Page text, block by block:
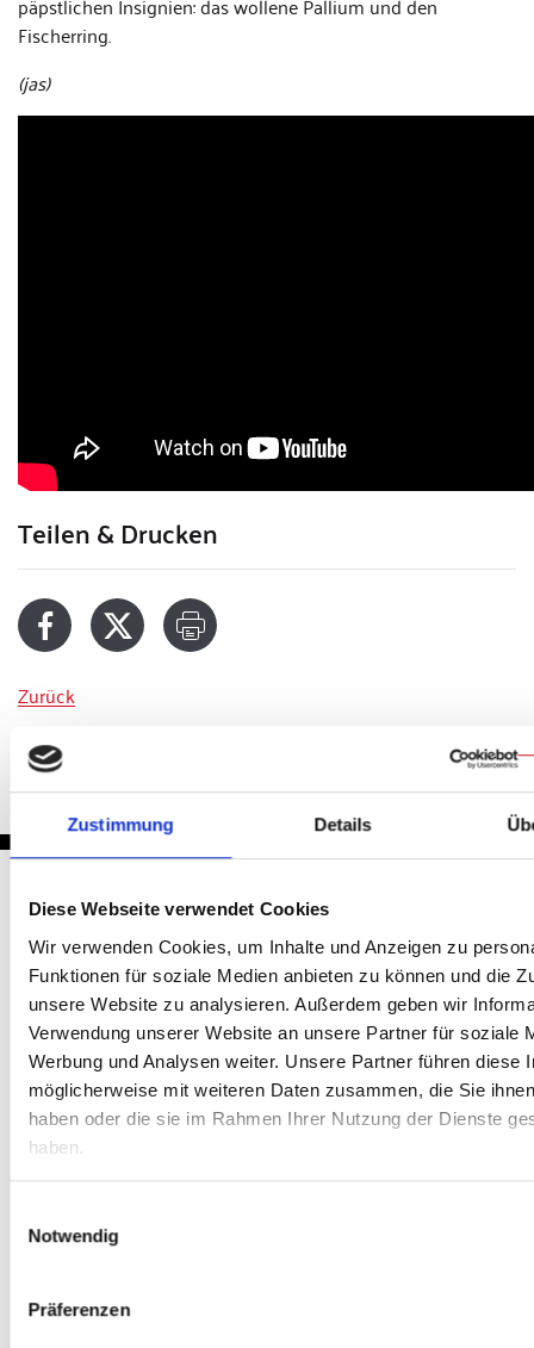
Zustimmung Details
Diese Webseite verwendet Cookies
Wir verwenden Cookies, um Inhalte und Anzeigen zu
Funktionen für soziale Medien anbieten zu können und die
unsere Website zu analysieren. Außerdem geben wir
Verwendung unserer Website an unsere Partner für soziale
Werbung und Analysen weiter. Unsere Partner führen diese
möglicherweise mit weiteren Daten zusammen, die Sie
haben oder die sie im Rahmen Ihrer Nutzung der Dienste
haben.
Notwendig
Präferenzen
Fischerring.
(jas)
Teilen & Drucken
Zurück
Nachrichten